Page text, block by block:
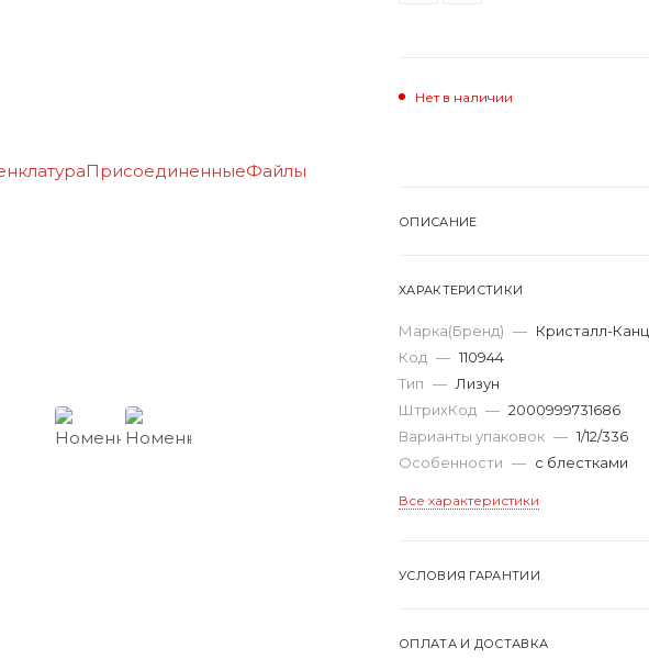
Нет в наличии
ОПИСАНИЕ
ХАРАКТЕРИСТИКИ
Марка(Бренд) — Кристалл-Канц
Код — 110944
Тип — Лизун
ШтрихКод — 2000999731686
Варианты упаковок — 1/12/336
Особенности — с блестками
Все характеристики
УСЛОВИЯ ГАРАНТИИ
ОПЛАТА И ДОСТАВКА